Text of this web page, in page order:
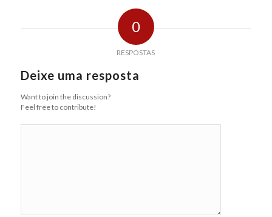
0
RESPOSTAS
Deixe uma resposta
Want to join the discussion?
Feel free to contribute!